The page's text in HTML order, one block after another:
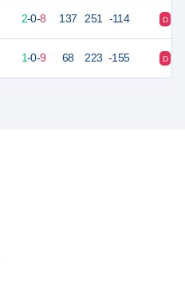
2-0-8 137 251 -114 D
1-0-9 68 223 -155 D